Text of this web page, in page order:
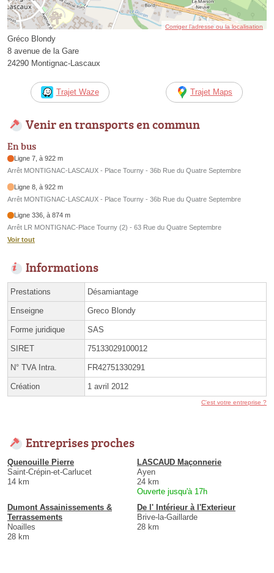
Corriger l’adresse ou la localisation
Gréco Blondy
8 avenue de la Gare
24290 Montignac-Lascaux
Trajet Waze Trajet Maps
Venir en transports en commun
En bus
Ligne 7, à 922 m
Arrêt MONTIGNAC-LASCAUX - Place Tourny - 36b Rue du Quatre Septembre
Ligne 8, à 922 m
Arrêt MONTIGNAC-LASCAUX - Place Tourny - 36b Rue du Quatre Septembre
Ligne 336, à 874 m
Arrêt LR MONTIGNAC-Place Tourny (2) - 63 Rue du Quatre Septembre
Voir tout
Informations
Prestations Désamiantage
Enseigne Greco Blondy
Forme juridique SAS
SIRET 75133029100012
N° TVA Intra. FR42751330291
Création 1 avril 2012
C'est votre entreprise ?
Entreprises proches
Quenouille Pierre
Saint-Crépin-et-Carlucet
14 km
LASCAUD Maçonnerie
Ayen
24 km
Ouverte jusqu'à 17h
Dumont Assainissements &
Terrassements
Noailles
28 km
De l' Intérieur à l'Exterieur
Brive-la-Gaillarde
28 km